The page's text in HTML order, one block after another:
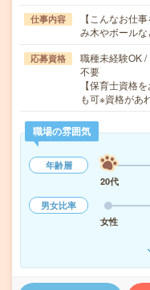
仕事内容
【こんなお仕
み木やボール
応募資格
職種未経験OK
不要
【保育士資格
も可※資格があ
職場の雰囲気
年齢層
20代
男女比率
女性